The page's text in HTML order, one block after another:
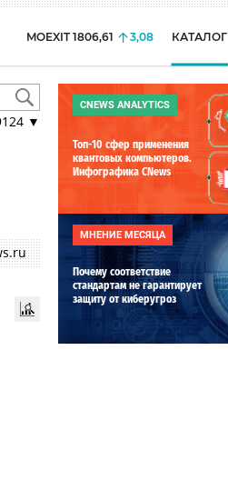
MOEXIT 1806,61 3,08 КАТАЛОГ
▼
CNEWS ANALYTICS
Топ-10 сфер применения
квантовых компьютеров.
Инфографика CNews
МНЕНИЕ МЕСЯЦА
Почему соответствие
стандартам не гарантирует
защиту от киберугроз